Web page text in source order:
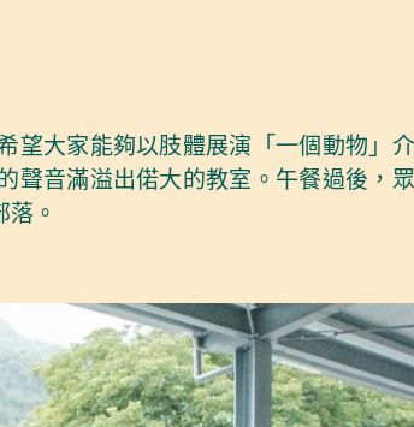
望大家能夠以肢體展演「一個動物」
聲音滿溢出偌大的教室。午餐過後，
。